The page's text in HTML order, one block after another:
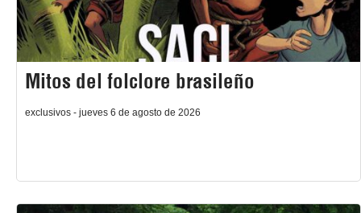
Mitos del folclore brasileño
exclusivos - jueves 6 de agosto de 2026